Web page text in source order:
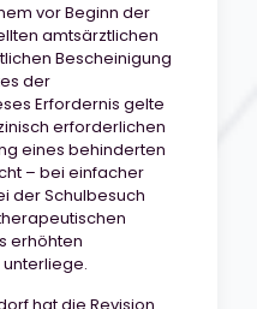
vor Beginn der
amtsärztlichen
Bescheinigung
der
Erfordernis gelte
erforderlichen
eines behinderten
– bei einfacher
der Schulbesuch
erhöhten